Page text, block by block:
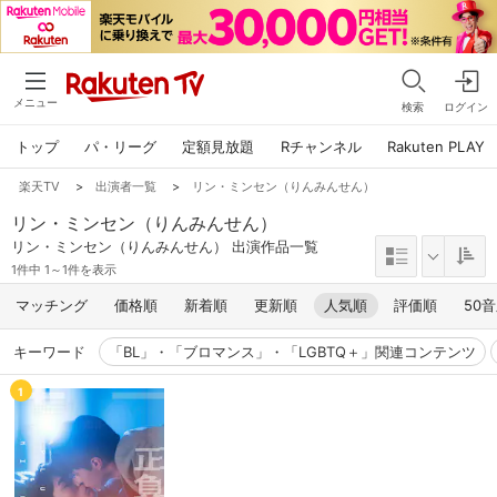
メニュー 検索 ログイン
トップ パ・リーグ 定額見放題 Rチャンネル Rakuten PLAY
楽天TV > 出演者一覧 > リン・ミンセン（りんみんせん）
リン・ミンセン（りんみんせん）
リン・ミンセン（りんみんせん） 出演作品一覧
1件中 1～1件を表示
マッチング 価格順 新着順 更新順 人気順 評価順 50
キーワード 「BL」・「ブロマンス」・「LGBTQ＋」関連コンテンツ
1